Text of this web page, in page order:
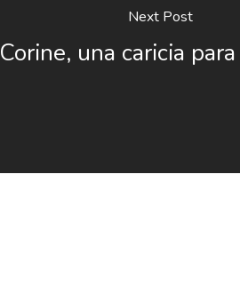
Next Post
Corine, una caricia